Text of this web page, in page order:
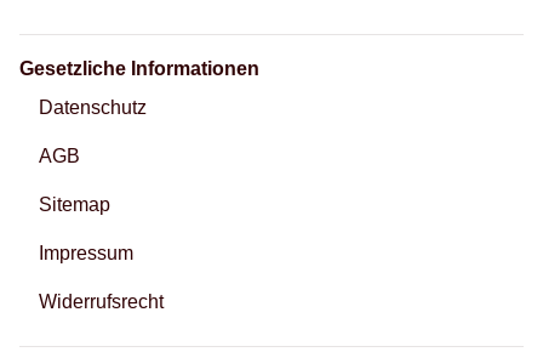
Gesetzliche Informationen
Datenschutz
AGB
Sitemap
Impressum
Widerrufsrecht